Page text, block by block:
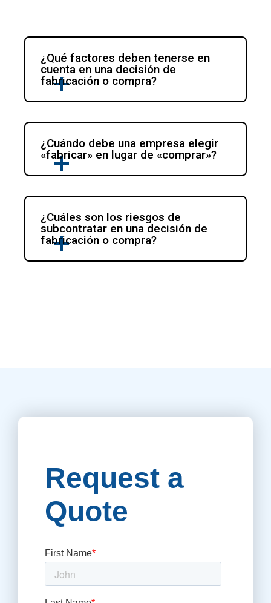
¿Qué factores deben tenerse en
cuenta en una decisión de
fabricación o compra?
¿Cuándo debe una empresa elegir
«fabricar» en lugar de «comprar»?
¿Cuáles son los riesgos de
subcontratar en una decisión de
fabricación o compra?